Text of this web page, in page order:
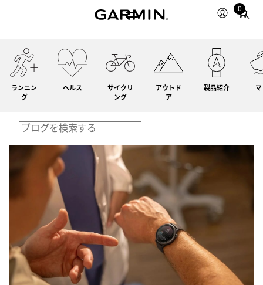
0
Total
ランニン
グ
ヘルス
サイクリ
ング
アウトド
ア
製品紹介